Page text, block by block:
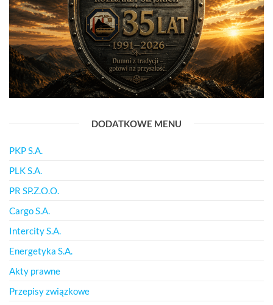
DODATKOWE MENU
PKP S.A.
PLK S.A.
PR SP.Z.O.O.
Cargo S.A.
Intercity S.A.
Energetyka S.A.
Akty prawne
Przepisy związkowe